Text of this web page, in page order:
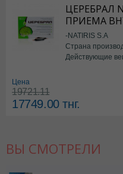
ЦЕРЕБРАЛ
ПРИЕМА
-NATIRIS S.A
Страна
Действующие
Цена
19721.11
17749.00тнг.
ВЫ СМОТРЕЛИ